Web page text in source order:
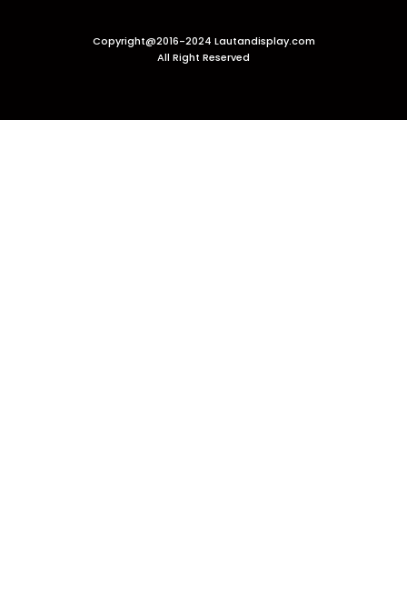
Copyright@2016-2024 Lautandisplay.com
All Right Reserved